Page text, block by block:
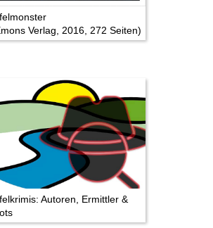
Die Stars:
Wer hat wo gedreht?
Mediathek
Impressum
Verlag, 2016, 272 Seiten)
Autoren, Ermittler &